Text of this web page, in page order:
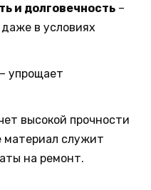
и долговечность –
в условиях
– упрощает
высокой прочности
материал служит
на ремонт.